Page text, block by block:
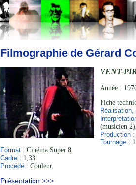
Filmographie de Gérard
VENT-
Année :
Fiche
(musicien
Production :
Tournage :
Format : Cinéma Super 8.
Cadre : 1,33.
Procédé : Couleur.
Présentation >>>